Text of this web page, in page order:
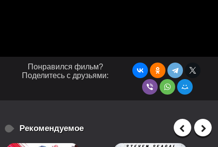
Понравился фильм?
Поделитесь с друзьями:
Рекомендуемое